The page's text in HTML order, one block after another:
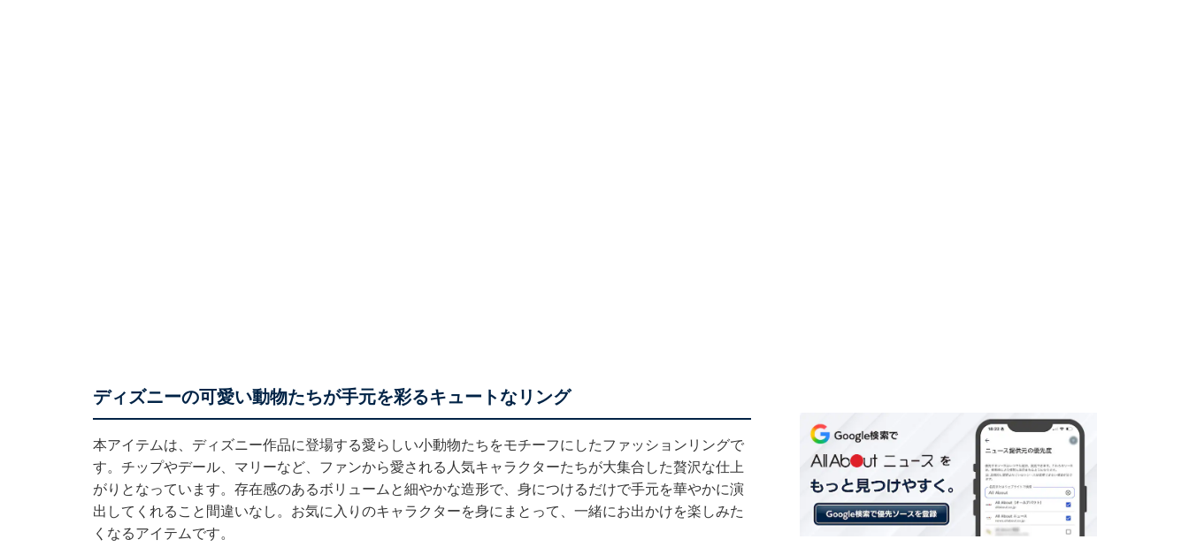
ディズニーの可愛い動物たちが手元を彩るキュートなリング
本アイテムは、ディズニー作品に登場する愛らしい小動物たちをモチーフにしたファッションリングで
す。チップやデール、マリーなど、ファンから愛される人気キャラクターたちが大集合した贅沢な仕上
がりとなっています。存在感のあるボリュームと細やかな造形で、身につけるだけで手元を華やかに演
出してくれること間違いなし。お気に入りのキャラクターを身にまとって、一緒にお出かけを楽しみた
くなるアイテムです。